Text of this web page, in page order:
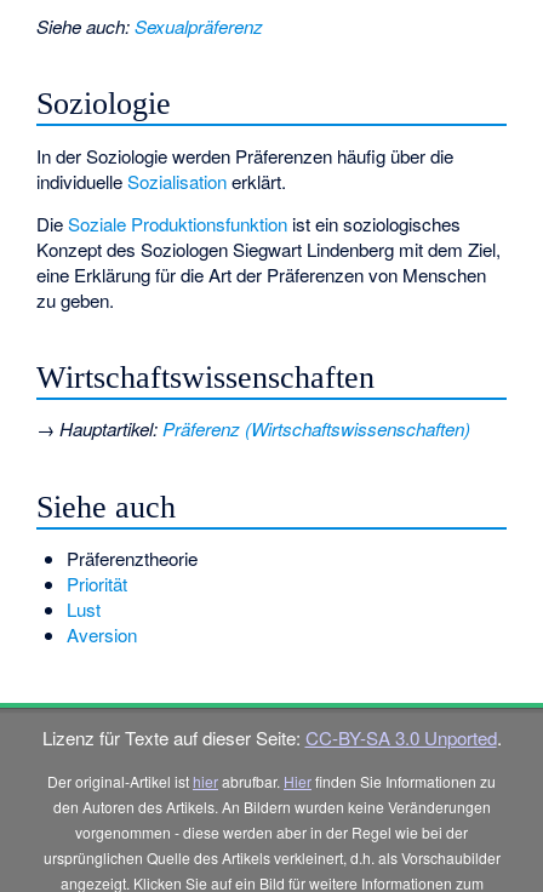
Siehe auch:Sexualpräferenz
Soziologie
In der Soziologie werden Präferenzen häufig über die
individuelleSozialisationerklärt.
DieSoziale Produktionsfunktion ist ein soziologisches
Konzept des Soziologen Siegwart Lindenberg mit dem Ziel,
eine Erklärung für die Art der Präferenzen von Menschen
zu geben.
Wirtschaftswissenschaften
→Hauptartikel:Präferenz (Wirtschaftswissenschaften)
Siehe auch
Präferenztheorie
Priorität
Lust
Aversion
Lizenz für Texte auf dieser Seite: CC-BY-SA 3.0 Unported.
Der original-Artikel ist hierabrufbar. Hierfinden Sie Informationen zu
den Autoren des Artikels. An Bildern wurden keine Veränderungen
vorgenommen - diese werden aber in der Regel wie bei der
ursprünglichen Quelle des Artikels verkleinert, d.h. als Vorschaubilder
angezeigt. Klicken Sie auf ein Bild für weitere Informationen zum